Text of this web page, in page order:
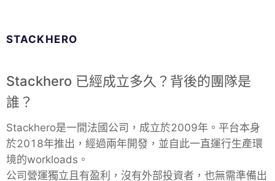
STACKHERO
Stackhero 已經成立多久？背後的團隊是
誰？
Stackhero是一間法國公司，成立於2009年。平台本身
於2018年推出，經過兩年開發，並自此一直運行生產環
境的workloads。
公司營運獨立且有盈利，沒有外部投資者，也無需準備出